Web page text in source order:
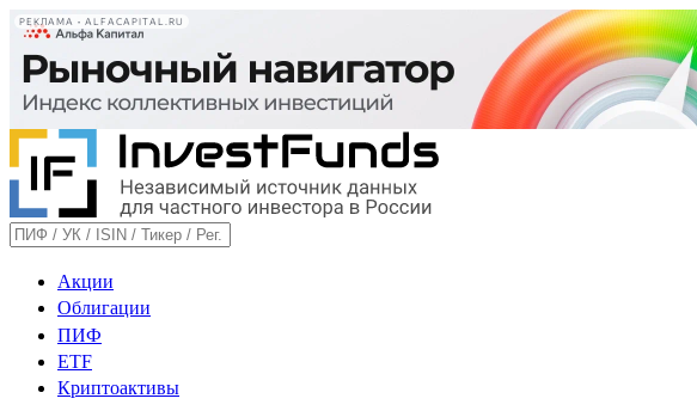
РЕКЛАМА • ALFACAPITAL.RU
Акции
Облигации
ПИФ
ETF
Криптоактивы